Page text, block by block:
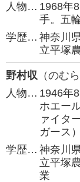
人物… 1968年
手。五
学歴… 神奈川
立平塚
野村収 （のむ
人物… 1946年
ホエー
ァイタ
ガース）
学歴… 神奈川
立平塚
業